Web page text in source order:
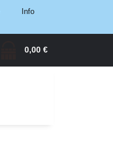
Info
0,00 €